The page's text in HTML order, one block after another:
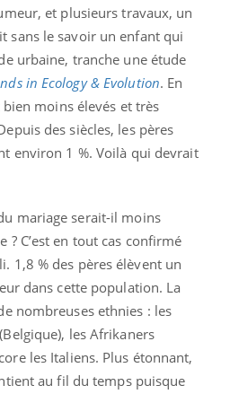
et plusieurs travaux, un
sans le savoir un enfant qui
urbaine, tranche une étude
in Ecology & Evolution. En
moins élevés et très
des siècles, les pères
environ 1 %. Voilà qui devrait
mariage serait-il moins
? C’est en tout cas confirmé
1,8 % des pères élèvent un
dans cette population. La
nombreuses ethnies : les
les Afrikaners
les Italiens. Plus étonnant,
au fil du temps puisque